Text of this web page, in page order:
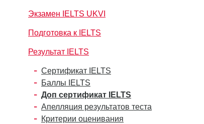
Экзамен IELTS UKVI
Подготовка к IELTS
Результат IELTS
Сертификат IELTS
Баллы IELTS
Доп сертификат IELTS
Апелляция результатов теста
Критерии оценивания